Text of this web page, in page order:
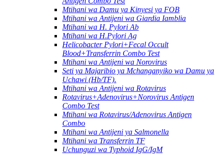
Mtihani wa Damu ya Kinyesi ya FOB
Mtihani wa Antijeni wa Giardia Iamblia
Mtihani wa H. Pylori Ab
Mtihani wa H.Pylori Ag
Helicobacter Pylori+Fecal Occult
Blood+Transferrin Combo Test
Mtihani wa Antijeni wa Norovirus
Seti ya Majaribio ya Mchanganyiko wa Damu ya
Uchawi (Hb/TF).
Mtihani wa Antijeni wa Rotavirus
Rotavirus+Adenovirus+Norovirus Antigen
Combo Test
Mtihani wa Rotavirus/Adenovirus Antigen
Combo
Mtihani wa Antijeni ya Salmonella
Mtihani wa Transferrin TF
Uchunguzi wa Typhoid IgG/IgM